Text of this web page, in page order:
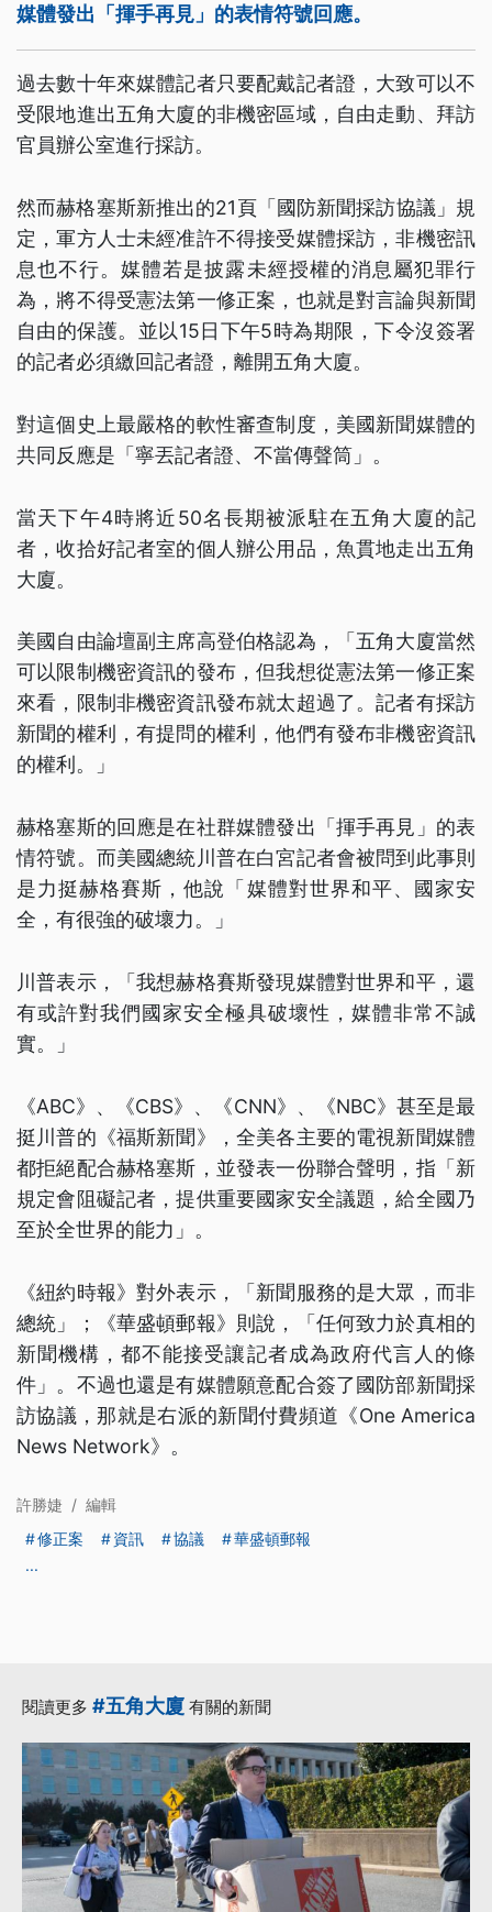
媒體發出「揮手再見」的表情符號回應。
過去數十年來媒體記者只要配戴記者證，大致可以不
受限地進出五角大廈的非機密區域，自由走動、拜訪
官員辦公室進行採訪。
然而赫格塞斯新推出的21頁「國防新聞採訪協議」規
定，軍方人士未經准許不得接受媒體採訪，非機密訊
息也不行。媒體若是披露未經授權的消息屬犯罪行
為，將不得受憲法第一修正案，也就是對言論與新聞
自由的保護。並以15日下午5時為期限，下令沒簽署
的記者必須繳回記者證，離開五角大廈。
對這個史上最嚴格的軟性審查制度，美國新聞媒體的
共同反應是「寧丟記者證、不當傳聲筒」。
當天下午4時將近50名長期被派駐在五角大廈的記
者，收拾好記者室的個人辦公用品，魚貫地走出五角
大廈。
美國自由論壇副主席高登伯格認為，「五角大廈當然
可以限制機密資訊的發布，但我想從憲法第一修正案
來看，限制非機密資訊發布就太超過了。記者有採訪
新聞的權利，有提問的權利，他們有發布非機密資訊
的權利。」
赫格塞斯的回應是在社群媒體發出「揮手再見」的表
情符號。而美國總統川普在白宮記者會被問到此事則
是力挺赫格賽斯，他說「媒體對世界和平、國家安
全，有很強的破壞力。」
川普表示，「我想赫格賽斯發現媒體對世界和平，還
有或許對我們國家安全極具破壞性，媒體非常不誠
實。」
《ABC》、《CBS》、《CNN》、《NBC》甚至是最
挺川普的《福斯新聞》，全美各主要的電視新聞媒體
都拒絕配合赫格塞斯，並發表一份聯合聲明，指「新
規定會阻礙記者，提供重要國家安全議題，給全國乃
至於全世界的能力」。
《紐約時報》對外表示，「新聞服務的是大眾，而非
總統」；《華盛頓郵報》則說，「任何致力於真相的
新聞機構，都不能接受讓記者成為政府代言人的條
件」。不過也還是有媒體願意配合簽了國防部新聞採
訪協議，那就是右派的新聞付費頻道《One America
News Network》。
許勝婕 / 編輯
修正案
資訊 協議
華盛頓郵報
...
閱讀更多 #五角大廈 有關的新聞